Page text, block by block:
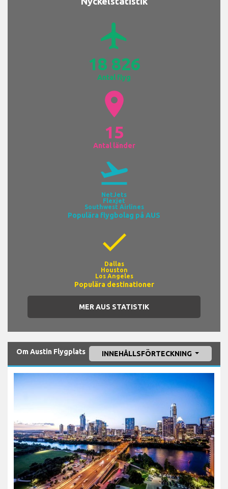
airplanemode_active
18 826
Antal flyg
location_on
15
Antal länder
flight_takeoff
NetJets
Flexjet
Southwest Airlines
Populära flygbolag på AUS
check
Dallas
Houston
Los Angeles
Populära destinationer
MER AUS STATISTIK
Om Austin Flygplats INNEHÅLLSFÖRTECKNING